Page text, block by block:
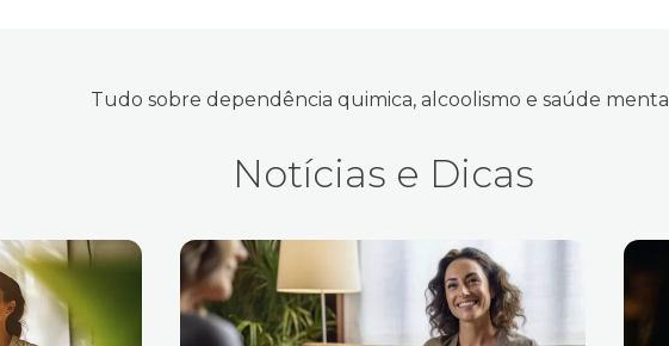
Tudo sobre dependência quimica, alcoolismo e saúde mental
Notícias e Dicas